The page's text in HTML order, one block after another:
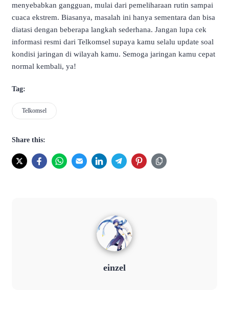
menyebabkan gangguan, mulai dari pemeliharaan rutin sampai
cuaca ekstrem. Biasanya, masalah ini hanya sementara dan bisa
diatasi dengan beberapa langkah sederhana. Jangan lupa cek
informasi resmi dari Telkomsel supaya kamu selalu update soal
kondisi jaringan di wilayah kamu. Semoga jaringan kamu cepat
normal kembali, ya!
Tag:
Telkomsel
Share this:
einzel